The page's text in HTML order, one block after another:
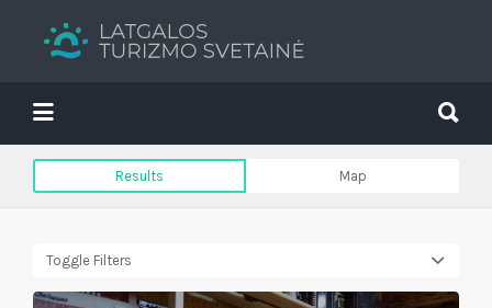
Tavs brīvdienu ceļvedis
Search
for:
for:
Results Map
Toggle Filters